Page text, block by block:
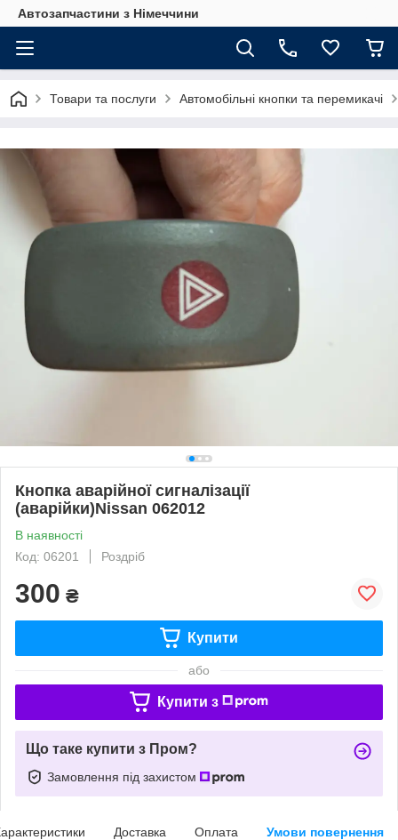
Автозапчастини з Німеччини
Товари та послуги Автомобільні кнопки та перемикачі
Кнопка аварійної сигналізації
(аварійки)Nissan 062012
В наявності
Код: 06201
Роздріб
300 ₴
Купити
або
Купити з
Що таке купити з Пром?
Замовлення під захистом
Доставка Оплата Умови повернення